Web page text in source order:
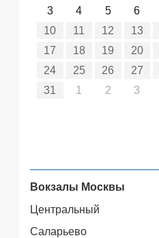
3
4 5 6
10
11 12 13
17
18 19 20
24
25 26 27
31
1 2 3
Вокзалы Москвы
Центральный
Саларьево